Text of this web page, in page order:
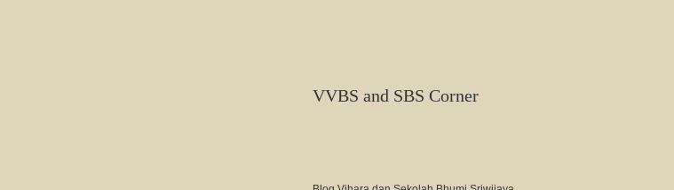
VVBS and SBS Corner